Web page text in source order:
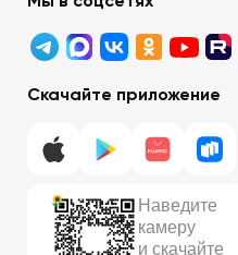
Скачайте приложение
Наведите
камеру
и скачайте